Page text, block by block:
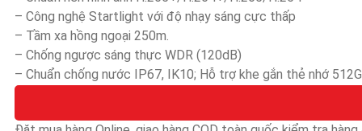
– Công nghệ Startlight với độ nhạy sáng cực thấp
– Tầm xa hồng ngoại 250m.
– Chống ngược sáng thực WDR (120dB)
– Chuẩn chống nước IP67, IK10; Hỗ trợ khe gắn thẻ nhớ